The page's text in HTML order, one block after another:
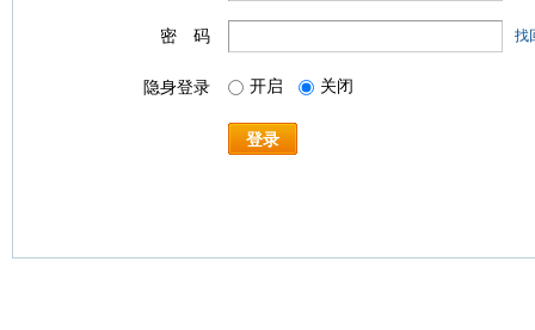
密 码 找
隐身登录 开启 关闭
登录